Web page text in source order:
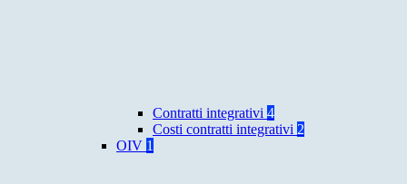
Contratti integrativi 4
Costi contratti integrativi 2
OIV 1